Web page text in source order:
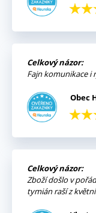
Celkový názor:
Fajn komunikace i
Obec
Celkový názor:
Zboží došlo v
tymián raší z